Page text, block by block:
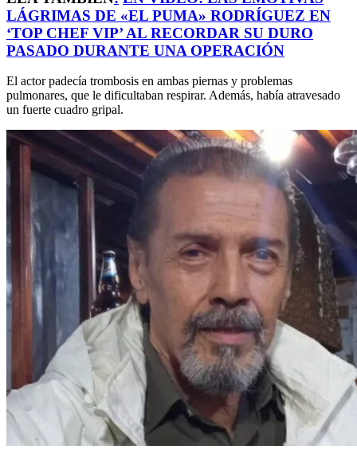
LÁGRIMAS DE «EL PUMA» RODRÍGUEZ EN
‘TOP CHEF VIP’ AL RECORDAR SU DURO
PASADO DURANTE UNA OPERACIÓN
El actor padecía trombosis en ambas piernas y problemas
pulmonares, que le dificultaban respirar. Además, había atravesado
un fuerte cuadro gripal.